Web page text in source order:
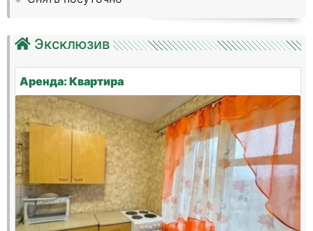
Эксклюзив
Аренда: Квартира